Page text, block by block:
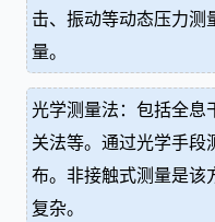
击、振动等动态压力测
量。
光学测量法：包括全息
关法等。通过光学手段
布。非接触式测量是该
复杂。